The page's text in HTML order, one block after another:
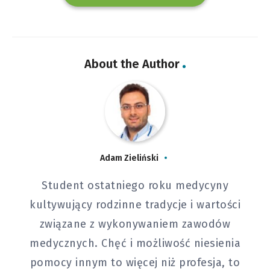
About the Author
Adam Zieliński
Student ostatniego roku medycyny
kultywujący rodzinne tradycje i wartości
związane z wykonywaniem zawodów
medycznych. Chęć i możliwość niesienia
pomocy innym to więcej niż profesja, to